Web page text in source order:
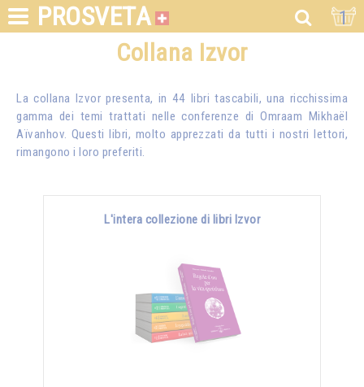
PROSVETA 1
Collana Izvor
La collana Izvor presenta, in 44 libri tascabili, una ricchissima
gamma dei temi trattati nelle conferenze diOmraam Mikhaël
Aïvanhov. Questi libri, molto apprezzati da tutti i nostri lettori,
rimangono i loro preferiti.
L'intera collezione di libri Izvor